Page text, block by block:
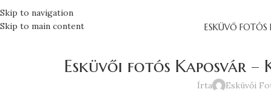
Skip to navigation
Skip to main content
ESKÜVŐ FOTÓS
Esküvői fotós Kaposvár –
Írta Esküvői